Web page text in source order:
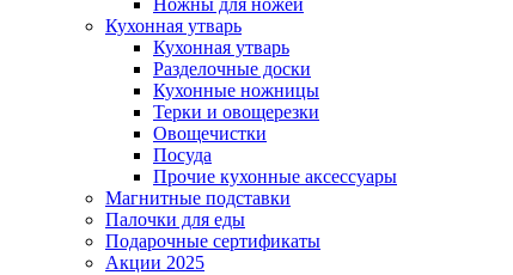
Кухонная утварь
Кухонная утварь
Разделочные доски
Кухонные ножницы
Терки и овощерезки
Овощечистки
Посуда
Прочие кухонные аксессуары
Магнитные подставки
Палочки для еды
Подарочные сертификаты
Акции 2025